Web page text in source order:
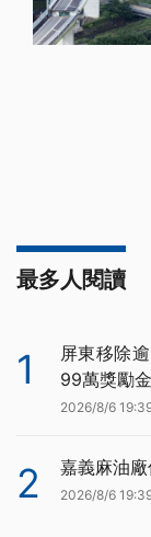
最多人閱讀
1
屏東移除
99萬獎勵金
2026/8/6
2 嘉義麻油
2026/8/6